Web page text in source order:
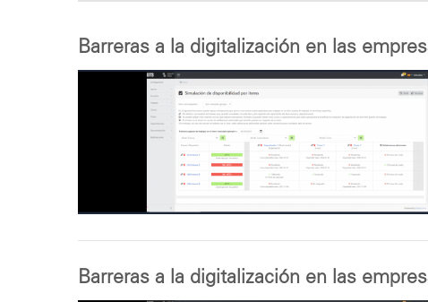
Barreras a la digitalización en las
Barreras a la digitalización en las